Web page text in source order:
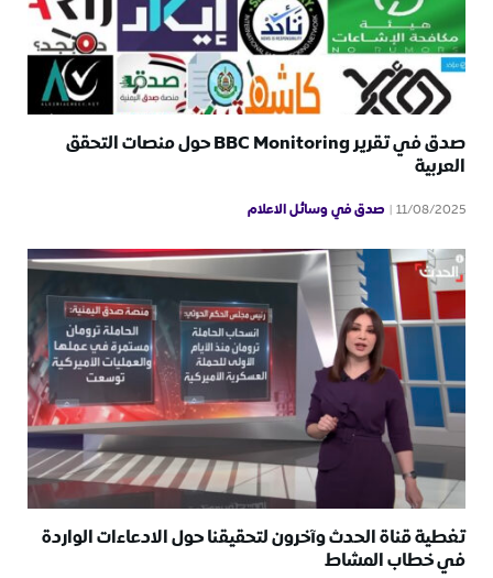
صدق في تقرير BBC Monitoring حول منصات التحقق
العربية
11/08/2025 صدق في وسائل الاعلام
تغطية قناة الحدث وآخرون لتحقيقنا حول الادعاءات الواردة
في خطاب المشاط